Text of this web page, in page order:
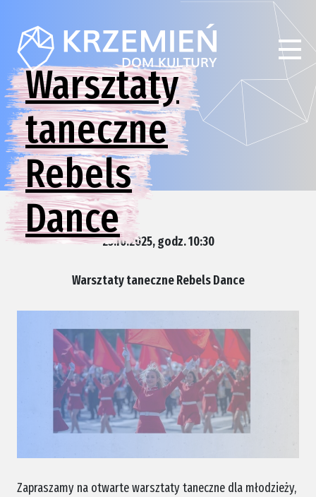
Warsztaty
taneczne
Rebels
Dance25.10.2025, godz. 10:30
Warsztaty taneczne Rebels Dance
Zapraszamy na otwarte warsztaty taneczne dla młodzieży,